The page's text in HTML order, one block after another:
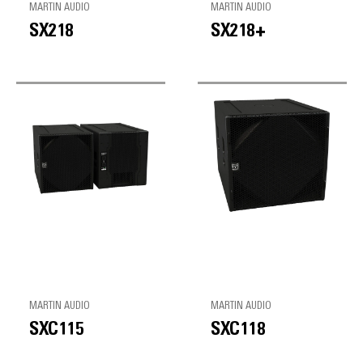
MARTIN AUDIO
SX218
MARTIN AUDIO
SX218+
MARTIN AUDIO
SXC115
MARTIN AUDIO
SXC118